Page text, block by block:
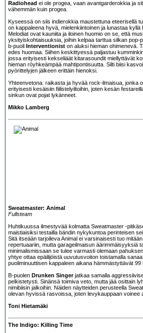
Radiohead ei ole progea, vaan avantgarderokkia ja
vähemmän kuin progea.
Kyseessä on siis indierokkia maustettuna eteerisellä
on kappaleena hyvä, mielenkiintoinen ja lunastaa kyllä
Melodiat ovat kauniita ja iloinen huomio on se, että
yksityiskohtaisuuksia, joihin kelpaa tarttua silkan pop-
b-puoli Interventionist on aluksi hieman ohimenevä.
edes huomaa. Siihen keskittyessä paljastuu
jossa erityisesti kekseliäät kitarasoundit miellyttävät
hieman röyhkeämpää mahtipontisuutta. Silti biisi
pyörittelyjen jälkeen erittäin hienoksi.
Yhteenvetona: raikasta ja hyvää rock-ilmaisua, jonka
erityisesti kesäisiin fiilistelyiltoihin, joten kesän
sinkun ovat pojat lykänneet.
Mikko Lamberg
Sweatmaster: Animal
Fullsteam
Huhtikuussa ilmestyvää kolmatta Sweatmaster -
maistiaisiksi testailla bändin nykykuntoa perinteisen
Sitä itseään tarjoileva Animal ei varsinaisesti tuo
repertuaariin, mutta garageilmaisun äärimmäisyyksiä
minimalismissaan se tulee varmasti olemaan
yhtye ottaa epäilijöistä uuvutusvoiton toistamalla sanaa
puoliminuuttisen kappaleen aikana hämmästyttävät 99
B-puolen Drunken Singerjatkaa samalla
pelkistetysti. Sinänsä toimiva veto, mutta jää osittain
nimibiisin jalkoihin. Näiden näytteiden perusteella
olevan hyvissä rasvoissa, joten levykauppaan voinee
Toni Hietamäki
The Indigo: Killing Time